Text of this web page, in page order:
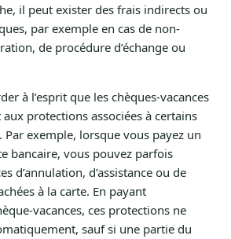
il peut exister des frais indirects ou
par exemple en cas de non-
de procédure d’échange ou
à l’esprit que les chèques-vacances
protections associées à certains
Par exemple, lorsque vous payez un
bancaire, vous pouvez parfois
d’annulation, d’assistance ou de
à la carte. En payant
vacances, ces protections ne
sauf si une partie du